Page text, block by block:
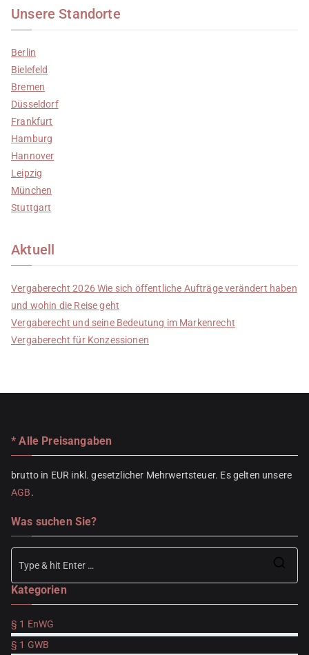
Unsere Standorte
Berlin
Bielefeld
Bremen
Düsseldorf
Frankfurt
Hamburg
Hannover
Leipzig
München
Stuttgart
Aktuell
Vergaberecht 2026 Wie sich öffentliche Aufträge verändert haben
und wohin die Reise geht
Vergaberecht und seine Bedeutung im Markenrecht
Vergaberecht für Konzessionen
* Alle Preisangaben
brutto in EUR inkl. gesetzlicher Mehrwertsteuer. Es gelten unsere
AGB.
Was suchen Sie?
Kategorien
§ 1 EnWG
§ 1 GWB